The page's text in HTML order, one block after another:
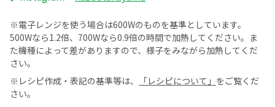
※電子レンジを使う場合は600Wのものを基準としています。
500Wなら1.2倍、700Wなら0.9倍の時間で加熱してください。ま
た機種によって差がありますので、様子をみながら加熱してくだ
さい。
※レシピ作成・表記の基準等は、
「レシピについて」 をご覧くだ
さい。